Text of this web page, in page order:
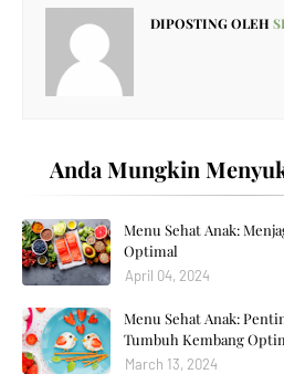
DIPOSTING OLEH
Anda Mungkin
Menu Sehat Anak:
Optimal
April 04, 2024
Menu Sehat Anak:
Tumbuh Kembang
March 13, 2024